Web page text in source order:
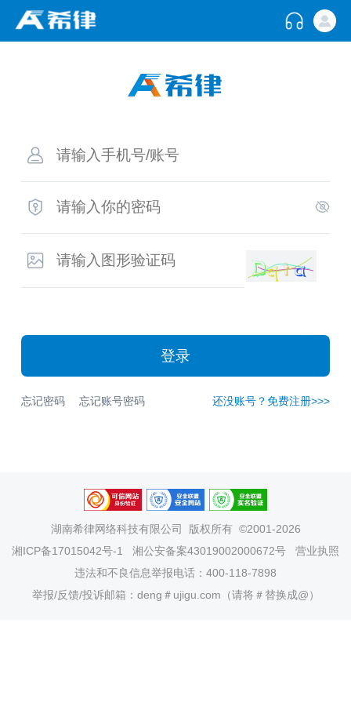
登录
忘记密码 忘记账号密码 还没账号？免费注册>>>
湖南希律网络科技有限公司
版权所有 ©2001-2026
湘ICP备17015042号-1
湘公安备案43019002000672号
营业执照
违法和不良信息举报电话：400-118-7898
举报/反馈/投诉邮箱：deng＃ujigu.com（请将＃替换成@）